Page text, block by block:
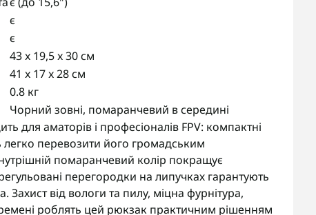
є
є
43 x 19,5 x 30 см
41 x 17 x 28 см
0.8 кг
Чорний зовні, помаранчевий в середині
для аматорів і професіоналів FPV: компактні
перевозити його громадським
помаранчевий колір покращує
перегородки на липучках гарантують
Захист від вологи та пилу, міцна фурнітура,
роблять цей рюкзак практичним рішенням